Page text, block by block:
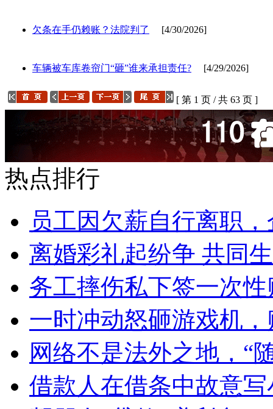
欠条在手仍赖账？法院判了 [4/30/2026]
车辆被车库卷帘门“砸”谁来承担责任? [4/29/2026]
[ 第 1 页 / 共 63 页 ]
热点排行
员工因欠薪自行离职
离婚彩礼起纷争 共同
务工摔伤私下签一次
一时冲动怒砸游戏机
网络不是法外之地，“
借款人在借条中故意